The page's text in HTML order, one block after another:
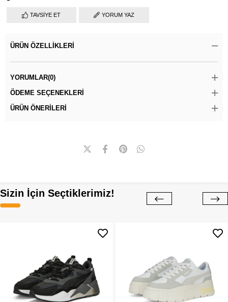
TAVSIYE ET YORUM YAZ
ÜRÜN ÖZELLIKLERI
YORUMLAR(0)
ÖDEME SEÇENEKLERI
ÜRÜN ÖNERILERI
Sizin İçin Seçtiklerimiz!